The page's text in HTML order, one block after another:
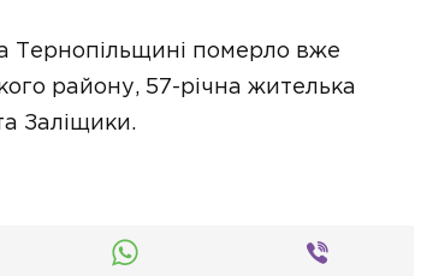
Тернопільщині померло вже
району, 57-річна жителька
Заліщики.